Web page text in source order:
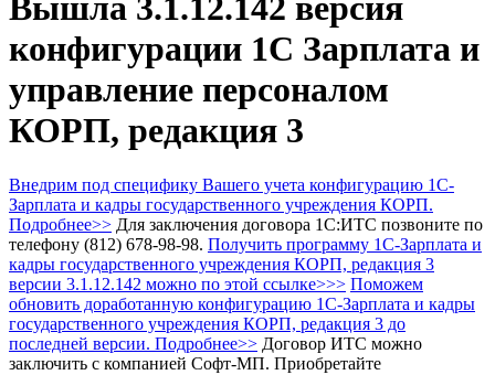
конфигурации 1С Зарплата и
управление персоналом
КОРП, редакция 3
Внедрим под специфику Вашего учета конфигурацию 1С-
Зарплата и кадры государственного учреждения КОРП.
Подробнее>> Для заключения договора 1С:ИТС позвоните по
телефону (812) 678-98-98. Получить программу 1С-Зарплата и
кадры государственного учреждения КОРП, редакция 3
версии 3.1.12.142 можно по этой ссылке>>> Поможем
обновить доработанную конфигурацию 1С-Зарплата и кадры
государственного учреждения КОРП, редакция 3 до
последней версии. Подробнее>> Договор ИТС можно
заключить с компанией Софт-МП. Приобретайте